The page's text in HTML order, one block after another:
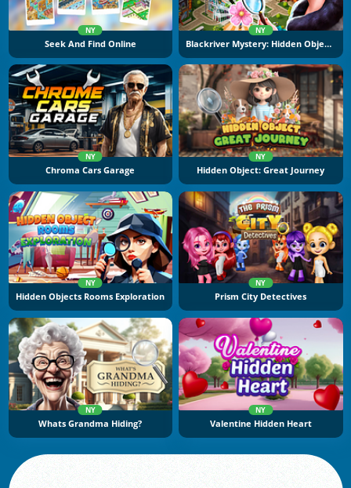
NY
Seek And Find Online
NY
Blackriver Mystery: Hidden Objects
NY
Chroma Cars Garage
NY
Hidden Object: Great Journey
NY
Hidden Objects Rooms Exploration
NY
Prism City Detectives
NY
Whats Grandma Hiding?
NY
Valentine Hidden Heart